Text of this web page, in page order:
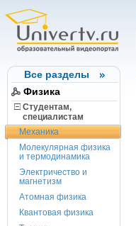
Все разделы
Физика
Студентам,
cпециалистам
Механика
Молекулярная физика
и термодинамика
Электричество и
магнетизм
Атомная физика
Квантовая физика